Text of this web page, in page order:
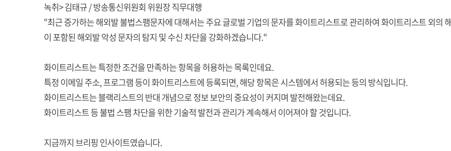
녹취> 김태규 / 방송통신위원회 위원장 직무대행
"최근 증가하는 해외발 불법스팸문자에 대해서는 주요 글로벌 기업의 문자를 화이트리스트로 관리하여 화이트리스트 외의
이 포함된 해외발 악성 문자의 탐지 및 수신 차단을 강화하겠습니다."
화이트리스트는 특정한 조건을 만족하는 항목을 허용하는 목록인데요.
특정 이메일 주소, 프로그램 등이 화이트리스트에 등록되면, 해당 항목은 시스템에서 허용되는 등의 방식입니다.
화이트리스트는 블랙리스트의 반대 개념으로 정보 보안의 중요성이 커지며 발전해왔는데요.
화이트리스트 등 불법 스팸 차단을 위한 기술적 발전과 관리가 계속해서 이어져야 할 것입니다.
지금까지 브리핑 인사이트였습니다.